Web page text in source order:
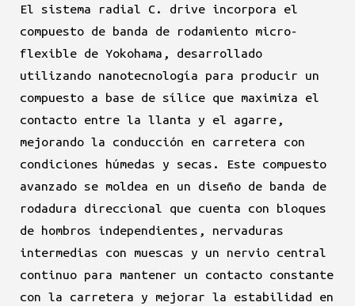
El sistema radial C. drive incorpora el
compuesto de banda de rodamiento micro-
flexible de Yokohama, desarrollado
utilizando nanotecnología para producir un
compuesto a base de sílice que maximiza el
contacto entre la llanta y el agarre,
mejorando la conducción en carretera con
condiciones húmedas y secas. Este compuesto
avanzado se moldea en un diseño de banda de
rodadura direccional que cuenta con bloques
de hombros independientes, nervaduras
intermedias con muescas y un nervio central
continuo para mantener un contacto constante
con la carretera y mejorar la estabilidad en